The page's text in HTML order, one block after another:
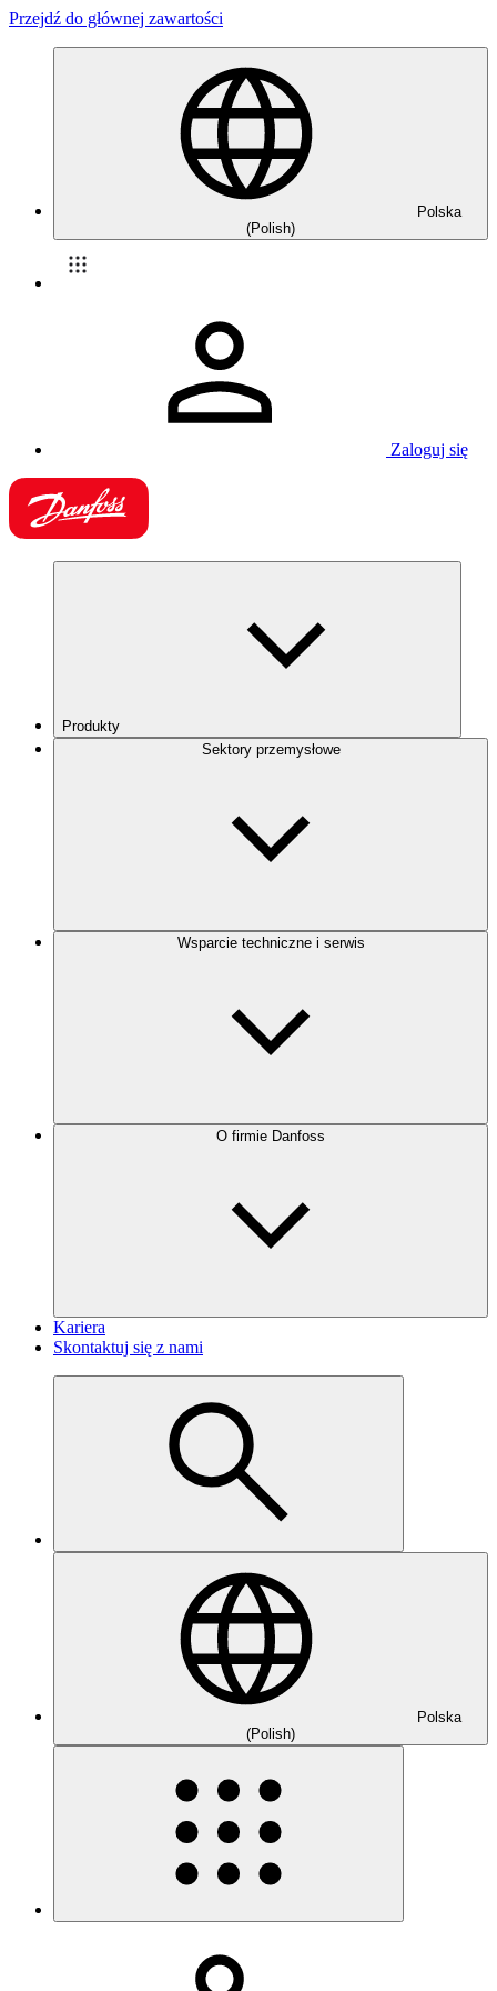
Przejdź do głównej zawartości
Polska
(Polish)
Zaloguj się
Produkty
Sektory przemysłowe
Wsparcie techniczne i serwis
O firmie Danfoss
Kariera
Skontaktuj się z nami
Polska
(Polish)